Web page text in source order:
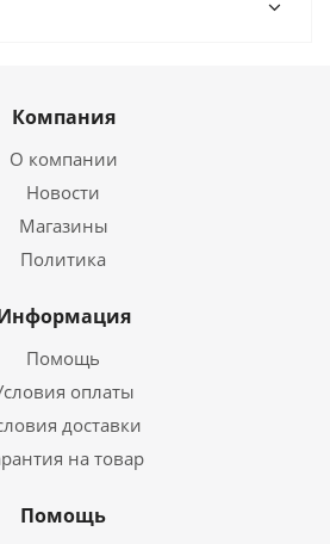
Компания
О компании
Новости
Магазины
Политика
Помощь
оплаты
доставки
на товар
Помощь